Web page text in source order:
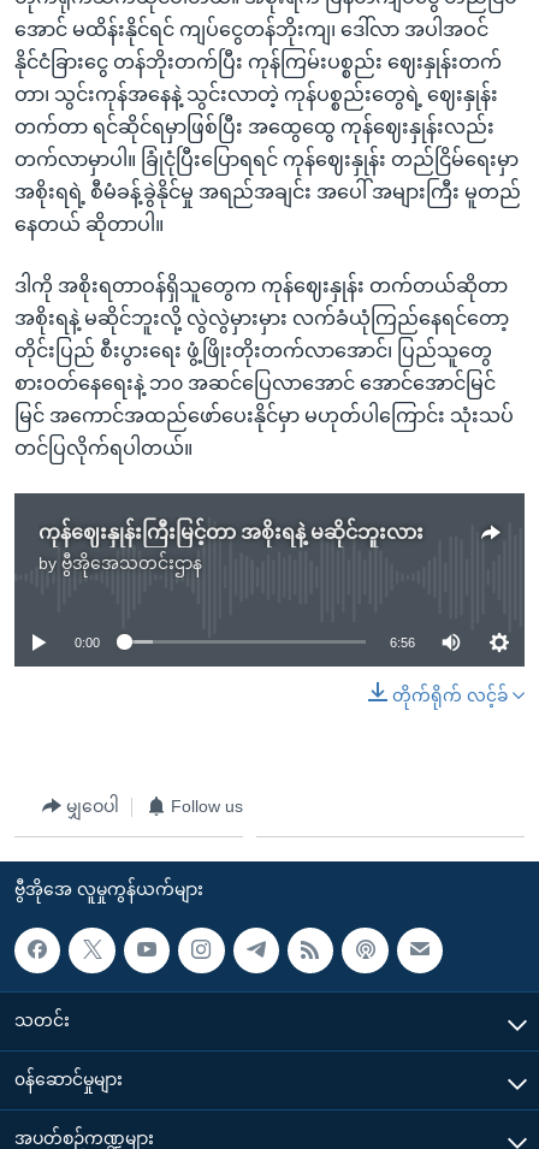
အောင် မထိန်းနိုင်ရင် ကျပ်ငွေတန်ဘိုးကျ၊ ဒေါ်လာ အပါအဝင်
နိုင်ငံခြားငွေ တန်ဘိုးတက်ပြီး ကုန်ကြမ်းပစ္စည်း ဈေးနှုန်းတက်
တာ၊ သွင်းကုန်အနေနဲ့ သွင်းလာတဲ့ ကုန်ပစ္စည်းတွေရဲ့ ဈေးနှုန်း
တက်တာ ရင်ဆိုင်ရမှာဖြစ်ပြီး အထွေထွေ ကုန်ဈေးနှုန်းလည်း
တက်လာမှာပါ။ ခြုံငုံပြီးပြောရရင် ကုန်ဈေးနှုန်း တည်ငြိမ်ရေးမှာ
အစိုးရရဲ့ စီမံခန့်ခွဲနိုင်မှု အရည်အချင်း အပေါ် အများကြီး မူတည်
နေတယ် ဆိုတာပါ။
ဒါကို အစိုးရတာဝန်ရှိသူတွေက ကုန်ဈေးနှုန်း တက်တယ်ဆိုတာ
အစိုးရနဲ့ မဆိုင်ဘူးလို့ လွဲလွဲမှားမှား လက်ခံယုံကြည်နေရင်တော့
တိုင်းပြည် စီးပွားရေး ဖွံ့ဖြိုးတိုးတက်လာအောင်၊ ပြည်သူတွေ
စားဝတ်နေရေးနဲ့ ဘ၀ အဆင်ပြေလာအောင် အောင်အောင်မြင်
မြင် အကောင်အထည်ဖော်ပေးနိုင်မှာ မဟုတ်ပါကြောင်း သုံးသပ်
တင်ပြလိုက်ရပါတယ်။
ကုန်ဈေးနှုန်းကြီးမြင့်တာ အစိုးရနဲ့ မဆိုင်ဘူးလား
by ဗွီအိုအေသတင်းဌာန
No media source currently available
0:00 6:56
တိုက်ရိုက် လင့်ခ်
မျှဝေပါ Follow us
ဗွီအိုအေ လူမှုကွန်ယက်များ
သတင်း
၀န်ဆောင်မှုများ
အပတ်စဉ်ကဏ္ဍများ